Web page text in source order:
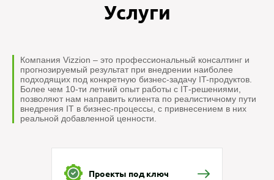
Услуги
Компания Vizzion – это профессиональный консалтинг и
прогнозируемый результат при внедрении наиболее
подходящих под конкретную бизнес-задачу IT-продуктов.
Более чем 10-ти летний опыт работы с IТ-решениями,
позволяют нам направить клиента по реалистичному пути
внедрения IT в бизнес-процессы, с привнесением в них
реальной добавленной ценности.
Проекты под ключ